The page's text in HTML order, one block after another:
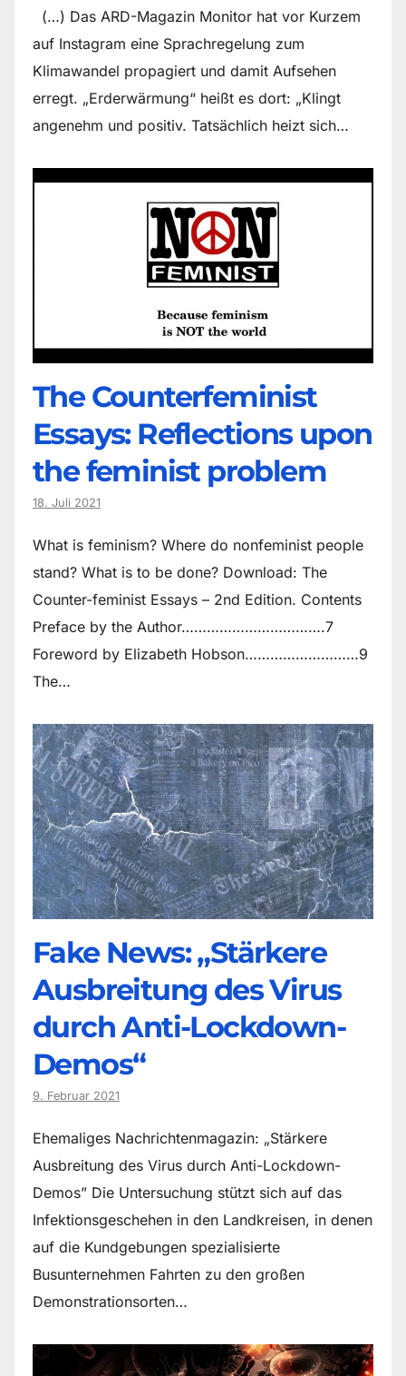
(…) Das ARD-Magazin Monitor hat vor Kurzem
auf Instagram eine Sprachregelung zum
Klimawandel propagiert und damit Aufsehen
erregt. „Erderwärmung“ heißt es dort: „Klingt
angenehm und positiv. Tatsächlich heizt sich…
The Counter­feminist
Essays: Reflections upon
the feminist problem
18. Juli 2021
What is feminism? Where do non­feminist people
stand? What is to be done? Download: The
Counter-feminist Essays – 2nd Edition. Contents
Preface by the Author…………………………….7
Foreword by Elizabeth Hobson………………………9
The…
Fake News: „Stärkere
Ausbreitung des Virus
durch Anti-Lockdown-
Demos“
9. Februar 2021
Ehemaliges Nachrichtenmagazin: „Stärkere
Ausbreitung des Virus durch Anti-Lockdown-
Demos” Die Untersuchung stützt sich auf das
Infektionsgeschehen in den Landkreisen, in denen
auf die Kundgebungen spezialisierte
Busunternehmen Fahrten zu den großen
Demonstrationsorten…